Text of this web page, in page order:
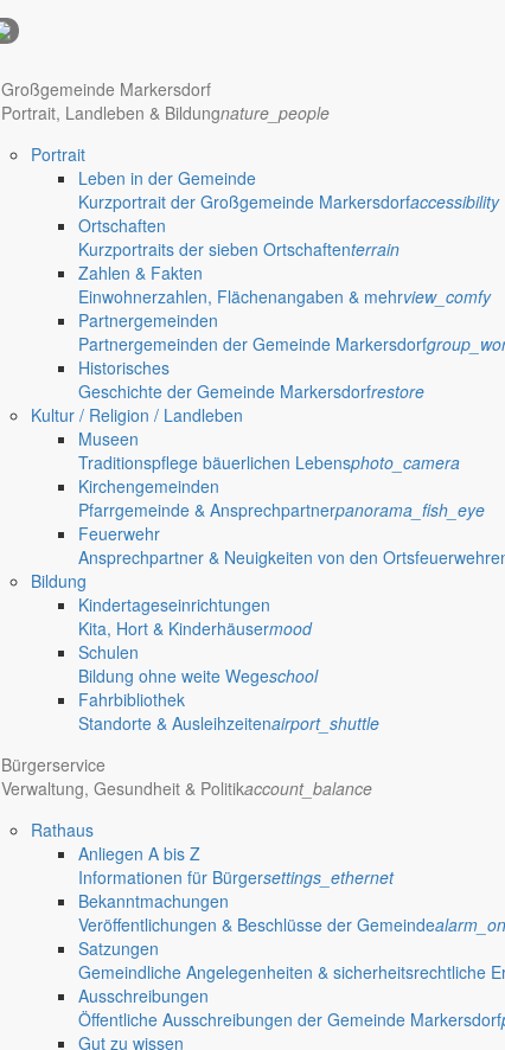
anzeigen@gemeinde-markersdorf.de
Großgemeinde Markersdorf
Portrait, Landleben & Bildungnature_people
Portrait
Leben in der Gemeinde
Kurzportrait der Großgemeinde Markersdorfaccessibility
Ortschaften
Kurzportraits der sieben Ortschaftenterrain
Zahlen & Fakten
Einwohnerzahlen, Flächenangaben & mehrview_comfy
Partnergemeinden
Partnergemeinden der Gemeinde Markersdorf
Historisches
Geschichte der Gemeinde Markersdorfrestore
Kultur / Religion / Landleben
Museen
Traditionspflege bäuerlichen Lebensphoto_camera
Kirchengemeinden
Pfarrgemeinde & Ansprechpartnerpanorama_fish_eye
Feuerwehr
Ansprechpartner & Neuigkeiten von den
Bildung
Kindertageseinrichtungen
Kita, Hort & Kinderhäusermood
Schulen
Bildung ohne weite Wegeschool
Fahrbibliothek
Standorte & Ausleihzeitenairport_shuttle
Bürgerservice
Verwaltung, Gesundheit & Politikaccount_balance
Rathaus
Anliegen A bis Z
Informationen für Bürgersettings_ethernet
Bekanntmachungen
Veröffentlichungen & Beschlüsse der Gemeindealarm_on
Satzungen
Gemeindliche Angelegenheiten & sicherheitsrechtliche
Ausschreibungen
Öffentliche Ausschreibungen der Gemeinde Markersdorf
Gut zu wissen